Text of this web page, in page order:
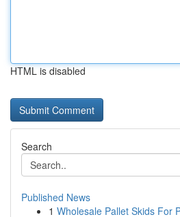
HTML is disabled
Search
Published News
1 Wholesale Pallet Skids For